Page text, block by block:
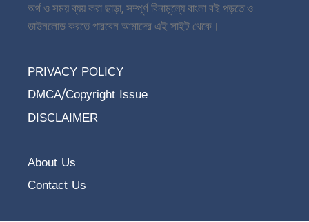
অর্থ ও সময় ব্যয় করা ছাড়া, সম্পূর্ণ বিনামূল্যে বাংলা বই পড়তে ও
ডাউনলোড করতে পারবেন আমাদের এই সাইট থেকে।
PRIVACY POLICY
DMCA/Copyright Issue
DISCLAIMER
About Us
Contact Us